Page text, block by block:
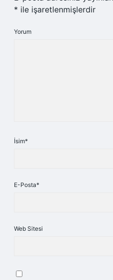
* ile işaretlenmişlerdir
Yorum
İsim*
E-Posta*
Web Sitesi